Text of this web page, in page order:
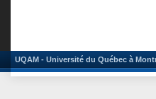
UQAM - Université du Québec à